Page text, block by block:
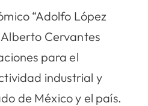
“Adolfo López
Cervantes
para el
industrial y
de México y el país.